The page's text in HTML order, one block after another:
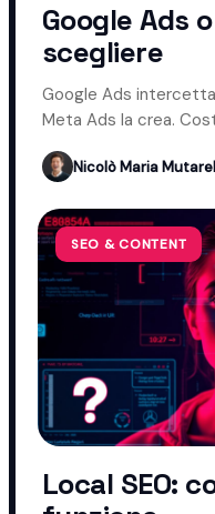
Google Ads
scegliere
Google Ads
Meta Ads la crea.
davvero.
Nicolò Maria
SEO & CONTENT
Local SEO: